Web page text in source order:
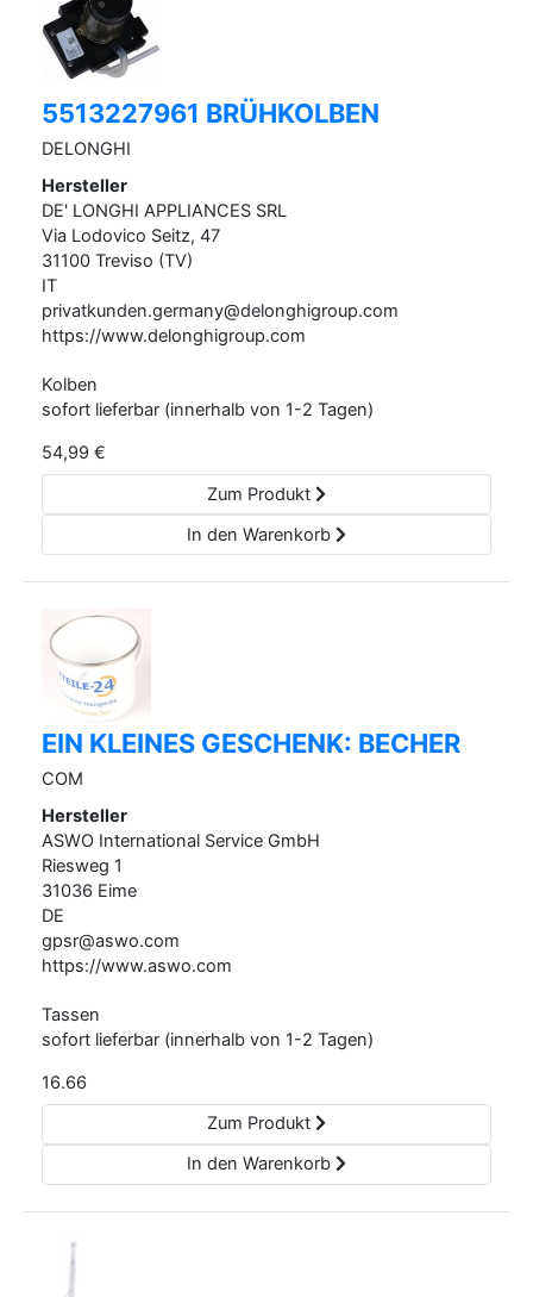
5513227961 BRÜHKOLBEN
DELONGHI
Hersteller
DE' LONGHI APPLIANCES SRL
Via Lodovico Seitz, 47
31100 Treviso (TV)
IT
privatkunden.germany@delonghigroup.com
https://www.delonghigroup.com
Kolben
sofort lieferbar (innerhalb von 1-2 Tagen)
54,99 €
Zum Produkt
In den Warenkorb
EIN KLEINES GESCHENK: BECHER
COM
Hersteller
ASWO International Service GmbH
Riesweg 1
31036 Eime
DE
gpsr@aswo.com
https://www.aswo.com
Tassen
sofort lieferbar (innerhalb von 1-2 Tagen)
16.66
Zum Produkt
In den Warenkorb